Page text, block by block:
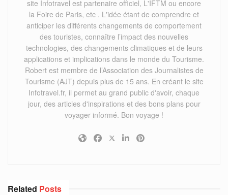
site Infotravel est partenaire officiel, L'IFTM ou encore
la Foire de Paris, etc . L'idée étant de comprendre et
anticiper les différents changements de comportement
des touristes, connaître l’impact des nouvelles
technologies, des changements climatiques et de leurs
applications et implications dans le monde du Tourisme.
Robert est membre de l’Association des Journalistes de
Tourisme (AJT) depuis plus de 15 ans. En créant le site
Infotravel.fr, il permet au grand public d'avoir, chaque
jour, des articles d'inspirations et des bons plans pour
voyager informé. Bon voyage !
Related Posts